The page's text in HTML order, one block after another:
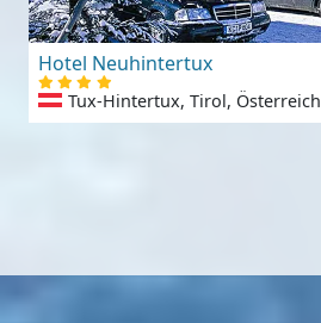
Hotel Neuhintertux
Tux-Hintertux, Tirol, Österreich